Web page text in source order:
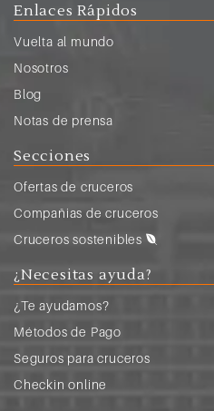
Enlaces Rápidos
Vuelta al mundo
Nosotros
Blog
Notas de prensa
Secciones
Ofertas de cruceros
Compañias de cruceros
Cruceros sostenibles
¿Necesitas ayuda?
¿Te ayudamos?
Métodos de Pago
Seguros para cruceros
Checkin online